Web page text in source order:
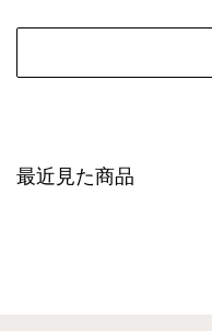
最近見た商品